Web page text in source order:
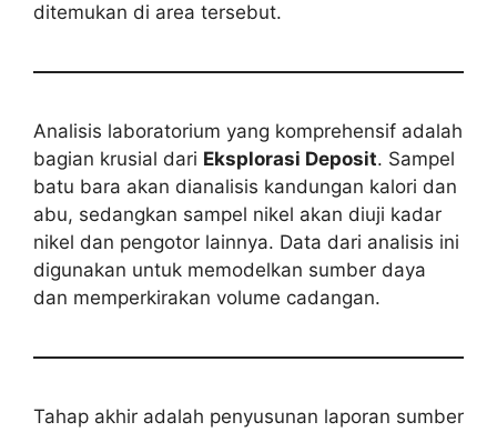
ditemukan di area tersebut.
Analisis laboratorium yang komprehensif adalah
bagian krusial dari Eksplorasi Deposit. Sampel
batu bara akan dianalisis kandungan kalori dan
abu, sedangkan sampel nikel akan diuji kadar
nikel dan pengotor lainnya. Data dari analisis ini
digunakan untuk memodelkan sumber daya
dan memperkirakan volume cadangan.
Tahap akhir adalah penyusunan laporan sumber